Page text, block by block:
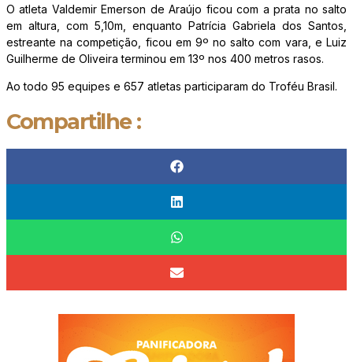
O atleta Valdemir Emerson de Araújo ficou com a prata no salto
em altura, com 5,10m, enquanto Patrícia Gabriela dos Santos,
estreante na competição, ficou em 9º no salto com vara, e Luiz
Guilherme de Oliveira terminou em 13º nos 400 metros rasos.
Ao todo 95 equipes e 657 atletas participaram do Troféu Brasil.
Compartilhe :